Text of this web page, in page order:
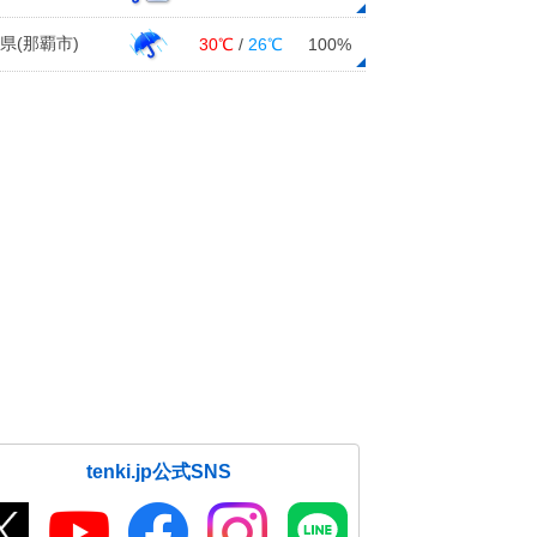
(那覇市) 30℃ / 26℃ 100%
tenki.jp公式SNS